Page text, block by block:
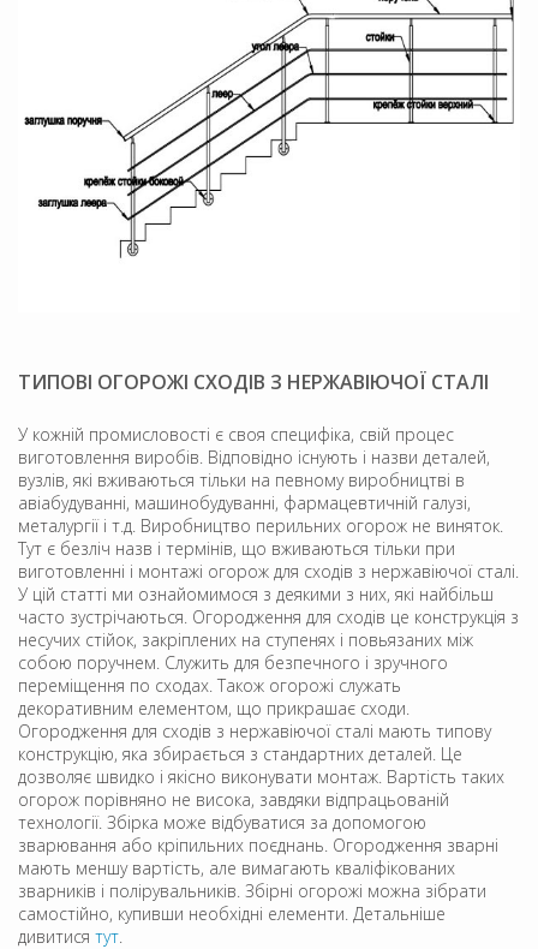
ТИПОВІ ОГОРОЖІ СХОДІВ З НЕРЖАВІЮЧОЇ СТАЛІ
У кожній промисловості є своя специфіка, свій процес
виготовлення виробів. Відповідно існують і назви деталей,
вузлів, які вживаються тільки на певному виробництві в
авіабудуванні, машинобудуванні, фармацевтичній галузі,
металургії і т.д. Виробництво перильних огорож не виняток.
Тут є безліч назв і термінів, що вживаються тільки при
виготовленні і монтажі огорож для сходів з нержавіючої сталі.
У цій статті ми ознайомимося з деякими з них, які найбільш
часто зустрічаються. Огородження для сходів це конструкція з
несучих стійок, закріплених на ступенях і повьязаних між
собою поручнем. Служить для безпечного і зручного
переміщення по сходах. Також огорожі служать
декоративним елементом, що прикрашає сходи.
Огородження для сходів з нержавіючої сталі мають типову
конструкцію, яка збирається з стандартних деталей. Це
дозволяє швидко і якісно виконувати монтаж. Вартість таких
огорож порівняно не висока, завдяки відпрацьованій
технології. Збірка може відбуватися за допомогою
зварювання або кріпильних поєднань. Огородження зварні
мають меншу вартість, але вимагають кваліфікованих
зварників і полірувальників. Збірні огорожі можна зібрати
самостійно, купивши необхідні елементи. Детальніше
дивитися тут